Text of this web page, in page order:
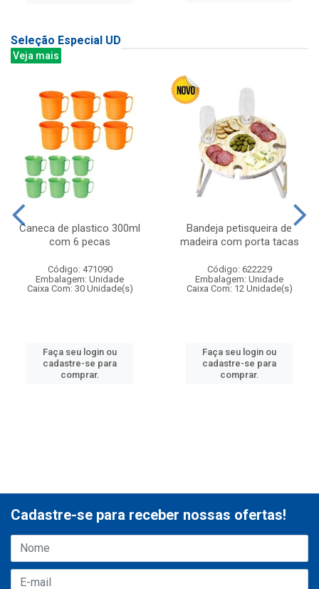
Seleção Especial UD
Veja mais
Caneca de plastico 300ml
com 6 pecas
Código: 471090
Embalagem: Unidade
Caixa Com: 30 Unidade(s)
Faça seu login ou
cadastre-se para
comprar.
Bandeja petisqueira de
madeira com porta tacas
Código: 622229
Embalagem: Unidade
Caixa Com: 12 Unidade(s)
Faça seu login ou
cadastre-se para
comprar.
Cadastre-se para receber nossas ofertas!